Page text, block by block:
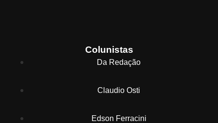
Colunistas
Da Redação
Claudio Osti
Edson Ferracini